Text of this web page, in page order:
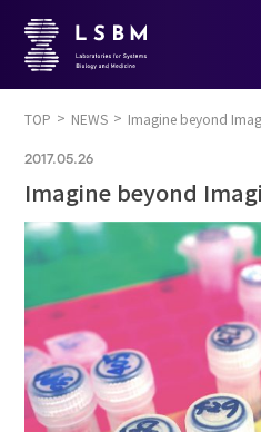
TOP NEWS Imagine beyond
2017.05.26
Imagine beyond